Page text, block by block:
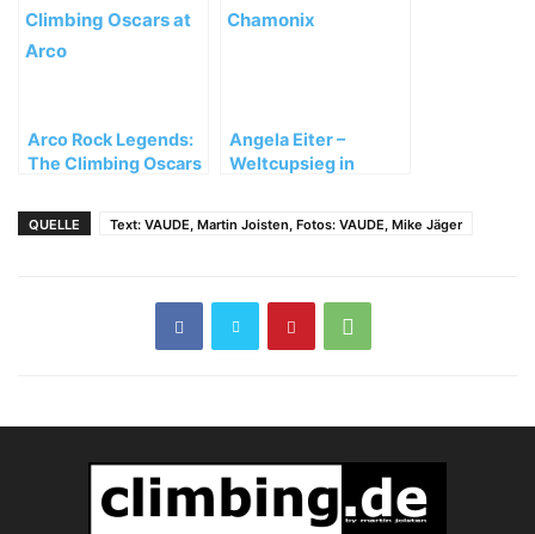
Arco Rock Legends:
The Climbing Oscars
Angela Eiter –
Weltcupsieg in
QUELLE Text: VAUDE, Martin Joisten, Fotos: VAUDE, Mike Jäger